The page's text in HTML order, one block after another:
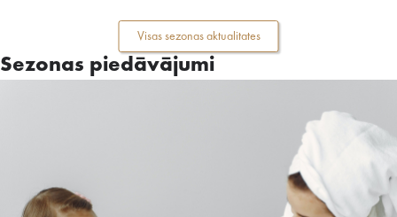
Visas sezonas aktualitates
Sezonas piedāvājumi